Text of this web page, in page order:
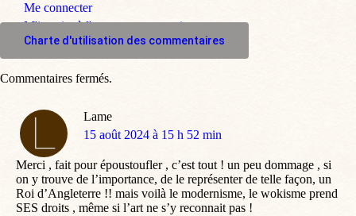
Me connecter
M'inscrire à l'espace commentaire
Charte d'utilisation des commentaires
Lame
dit
15 août 2024 à 15 h 52 min
Merci , fait pour époustoufler , c’est tout ! un peu dommage , si
on y trouve de l’importance, de le représenter de telle façon, un
Roi d’Angleterre !! mais voilà le modernisme, le wokisme prend
SES droits , même si l’art ne s’y reconnait pas !
Commentaires fermés.